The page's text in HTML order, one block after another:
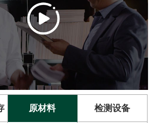
原材料 检测设备